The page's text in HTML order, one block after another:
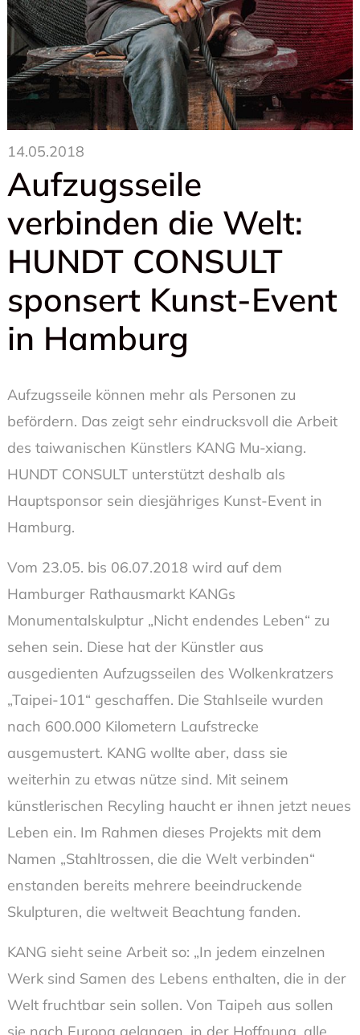
14.05.2018
Aufzugsseile
verbinden die Welt:
HUNDT CONSULT
sponsert Kunst-Event
in Hamburg
Aufzugsseile können mehr als Personen zu
befördern. Das zeigt sehr eindrucksvoll die Arbeit
des taiwanischen Künstlers KANG Mu-xiang.
HUNDT CONSULT unterstützt deshalb als
Hauptsponsor sein diesjähriges Kunst-Event in
Hamburg.
Vom 23.05. bis 06.07.2018 wird auf dem
Hamburger Rathausmarkt KANGs
Monumentalskulptur „Nicht endendes Leben“ zu
sehen sein. Diese hat der Künstler aus
ausgedienten Aufzugsseilen des Wolkenkratzers
„Taipei-101“ geschaffen. Die Stahlseile wurden
nach 600.000 Kilometern Laufstrecke
ausgemustert. KANG wollte aber, dass sie
weiterhin zu etwas nütze sind. Mit seinem
künstlerischen Recyling haucht er ihnen jetzt neues
Leben ein. Im Rahmen dieses Projekts mit dem
Namen „Stahltrossen, die die Welt verbinden“
enstanden bereits mehrere beeindruckende
Skulpturen, die weltweit Beachtung fanden.
KANG sieht seine Arbeit so: „In jedem einzelnen
Werk sind Samen des Lebens enthalten, die in der
Welt fruchtbar sein sollen. Von Taipeh aus sollen
sie nach Europa gelangen, in der Hoffnung, alle